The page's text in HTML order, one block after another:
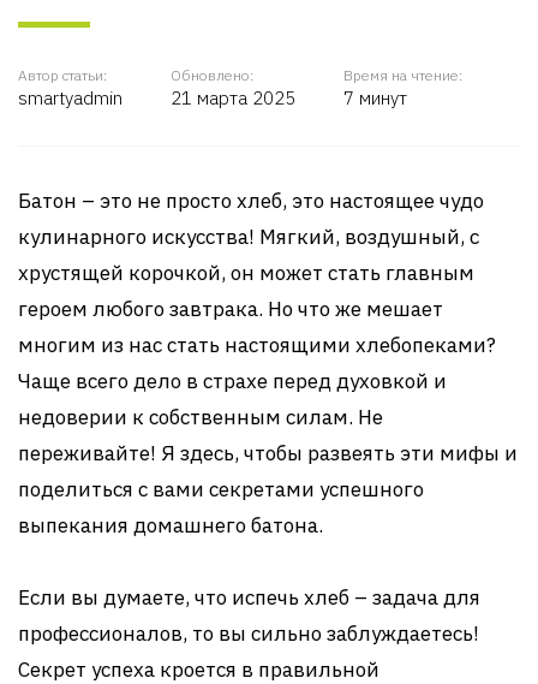
Автор статьи:
smartyadmin
Обновлено:
21 марта 2025
Время на чтение:
7 минут
Батон – это не просто хлеб, это настоящее чудо
кулинарного искусства! Мягкий, воздушный, с
хрустящей корочкой, он может стать главным
героем любого завтрака. Но что же мешает
многим из нас стать настоящими хлебопеками?
Чаще всего дело в страхе перед духовкой и
недоверии к собственным силам. Не
переживайте! Я здесь, чтобы развеять эти мифы и
поделиться с вами секретами успешного
выпекания домашнего батона.
Если вы думаете, что испечь хлеб – задача для
профессионалов, то вы сильно заблуждаетесь!
Секрет успеха кроется в правильной